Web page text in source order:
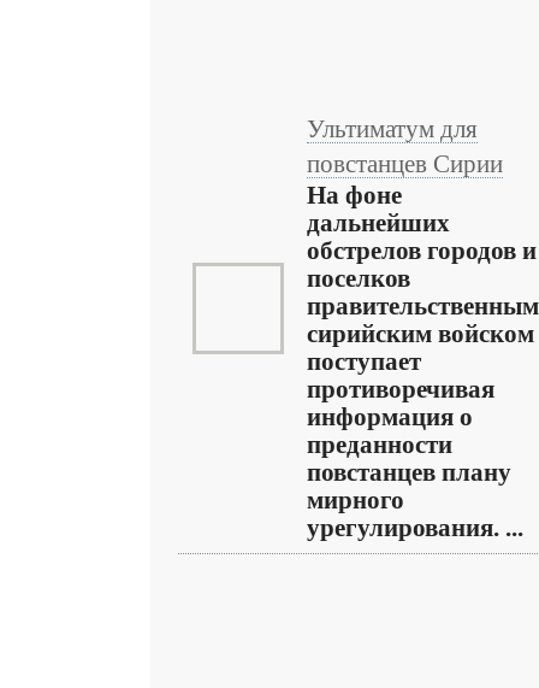
Ультиматум для
повстанцев Сирии
На фоне
дальнейших
обстрелов городов и
поселков
правительственным
сирийским войском
поступает
противоречивая
информация о
преданности
повстанцев плану
мирного
урегулирования. ...